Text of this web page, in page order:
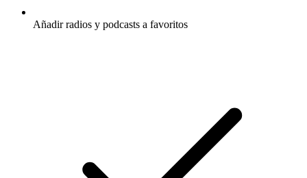
Añadir radios y podcasts a favoritos